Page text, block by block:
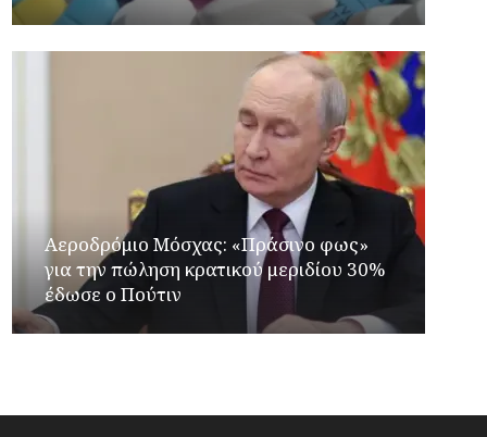
Αεροδρόμιο Μόσχας: «Πράσινο φως»
για την πώληση κρατικού μεριδίου 30%
έδωσε ο Πούτιν